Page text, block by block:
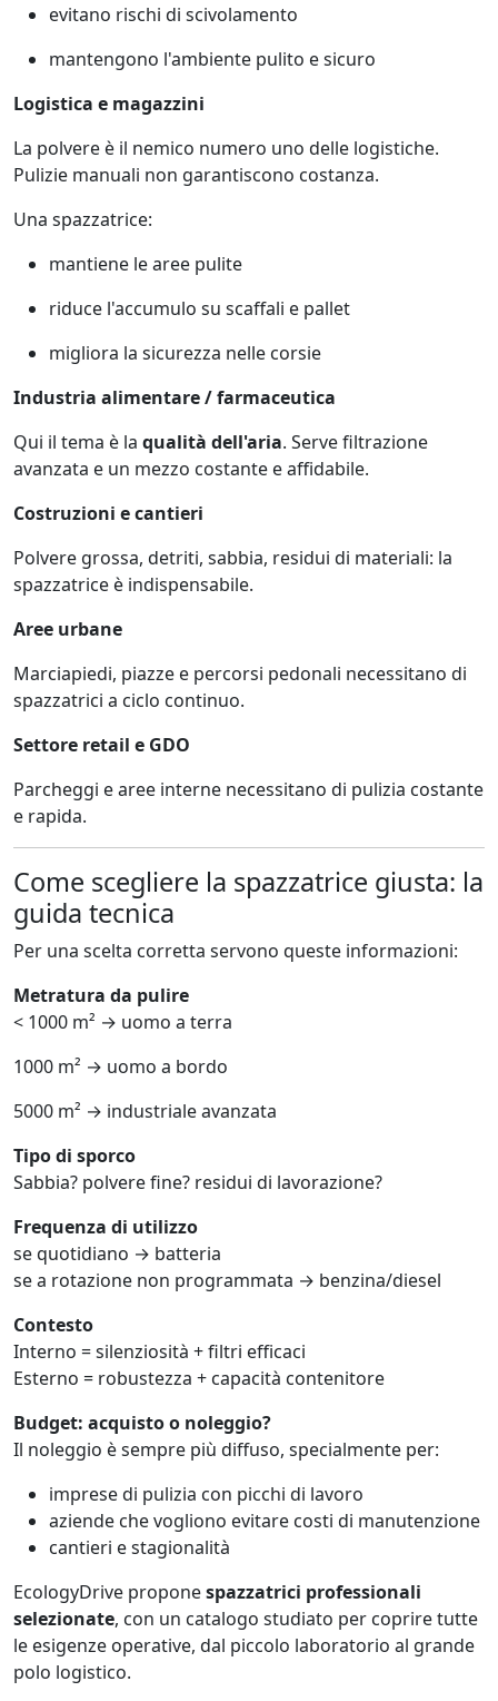
evitano rischi di scivolamento
mantengono l'ambiente pulito e sicuro
Logistica e magazzini
La polvere è il nemico numero uno delle logistiche.
Pulizie manuali non garantiscono costanza.
Una spazzatrice:
mantiene le aree pulite
riduce l'accumulo su scaffali e pallet
migliora la sicurezza nelle corsie
Industria alimentare / farmaceutica
Qui il tema è la qualità dell'aria. Serve filtrazione
avanzata e un mezzo costante e affidabile.
Costruzioni e cantieri
Polvere grossa, detriti, sabbia, residui di materiali: la
spazzatrice è indispensabile.
Aree urbane
Marciapiedi, piazze e percorsi pedonali necessitano di
spazzatrici a ciclo continuo.
Settore retail e GDO
Parcheggi e aree interne necessitano di pulizia costante
e rapida.
Come scegliere la spazzatrice giusta: la
guida tecnica
Per una scelta corretta servono queste informazioni:
Metratura da pulire
< 1000 m² → uomo a terra
1000 m² → uomo a bordo
5000 m² → industriale avanzata
Tipo di sporco
Sabbia? polvere fine? residui di lavorazione?
Frequenza di utilizzo
se quotidiano → batteria
se a rotazione non programmata → benzina/diesel
Contesto
Interno = silenziosità + filtri efficaci
Esterno = robustezza + capacità contenitore
Budget: acquisto o noleggio?
Il noleggio è sempre più diffuso, specialmente per:
imprese di pulizia con picchi di lavoro
aziende che vogliono evitare costi di manutenzione
cantieri e stagionalità
EcologyDrive proponespazzatrici professionali
selezionate, con un catalogo studiato per coprire tutte
le esigenze operative, dal piccolo laboratorio al grande
polo logistico.